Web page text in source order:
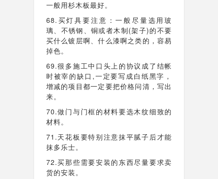
一般用杉木板最好。
68.买灯具要注意：一般尽量选用玻
璃、不锈钢、铜或者木制(架子)的不要
买什么镀层啊、什么漆啊之类的，容易
掉色。
69.很多施工中口头上的协议成了结帐
时被宰的缺口,一定要写成白纸黑字，
增减的项目都一定要把价格问清，写出
来。
70.做门与门框的材料要选木纹细致的
材料。
71.天花板要特别注意抹平腻子后才能
抹多乐士。
72.买那些需要安装的东西尽量要求卖
货的安装。